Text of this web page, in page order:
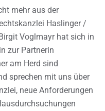
mehr aus der
Haslinger /
Voglmayr hat sich in
zur Partnerin
am Herd sind
sprechen mit uns über
neue Anforderungen